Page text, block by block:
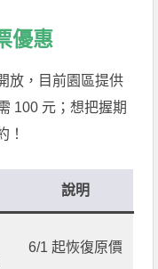
優惠
放，目前園區提供
100 元；想把握期
！
說明
6/1 起恢復原價